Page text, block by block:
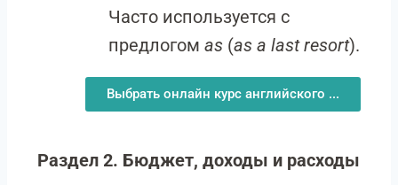
Часто используется с
предлогом as (as a last resort).
Выбрать онлайн курс английского ...
Раздел 2. Бюджет, доходы и расходы